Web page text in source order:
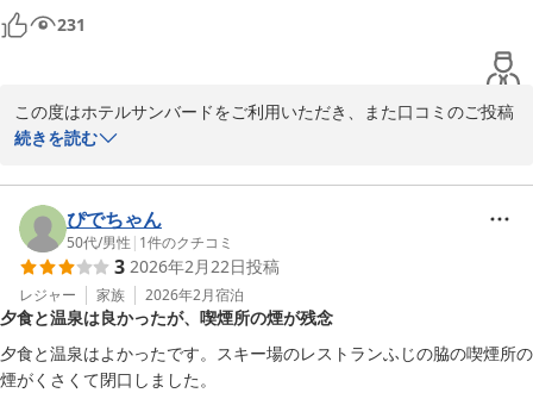
ます。
今回いただきましたご指摘を真摯に受け止め、清掃後の最終確認を
貴重なご意見をありがとうございました。
１１種類の貸切露天風呂 水上高原／奥利根温泉 ホテルサンバー
ド
2026-05-25
231
この度はホテルサンバードをご利用いただき、また口コミのご投稿
をいただき誠にありがとうございます。
率直なご感想をお寄せいただき、重ねて御礼申し上げます。ゲレン
デ目の前という立地につきまして「最高」とのお言葉を頂戴し、大
変嬉しく拝見いたしました。
一方で、ご滞在全体としてはご期待に十分お応えできなかった点も
あったかと受け止めております。いただいたお声を真摯に受け止
め、立地だけでなくサービスやお食事、館内環境においてもご満足
いただけるよう、今後の改善に努めてまいります。
続きを読む
ぴでちゃん
50代/男性 | 1件のクチコミ
3 2026年2月22日投稿
レジャー 家族 2026年2月宿泊
夕食と温泉は良かったが、喫煙所の煙が残念
夕食と温泉はよかったです。スキー場のレストランふじの脇の喫煙所の
煙がくさくて閉口しました。